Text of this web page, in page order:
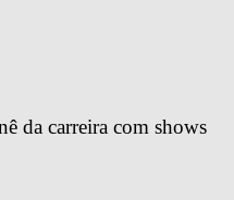
da carreira com shows